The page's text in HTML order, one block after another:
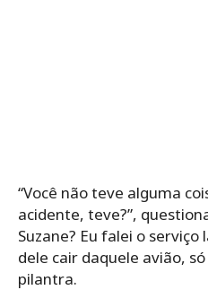
“Você não teve alguma
acidente, teve?”,
Suzane? Eu falei o
dele cair daquele avião,
pilantra.